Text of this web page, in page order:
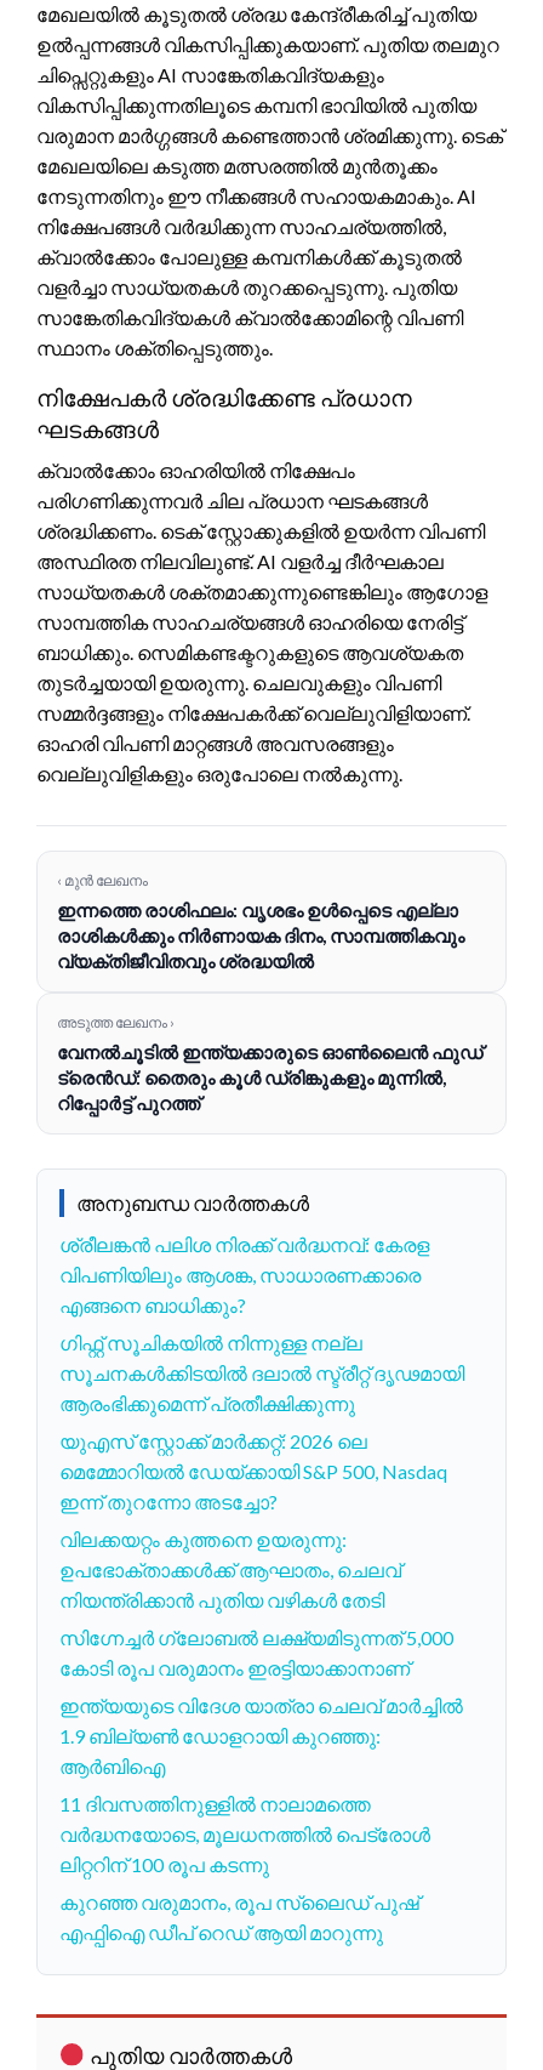
മേഖലയിൽ കൂടുതൽ ശ്രദ്ധ കേന്ദ്രീകരിച്ച് പുതിയ
ഉൽപ്പന്നങ്ങൾ വികസിപ്പിക്കുകയാണ്. പുതിയ തലമുറ
ചിപ്സെറ്റുകളും AI സാങ്കേതികവിദ്യകളും
വികസിപ്പിക്കുന്നതിലൂടെ കമ്പനി ഭാവിയിൽ പുതിയ
വരുമാന മാർഗ്ഗങ്ങൾ കണ്ടെത്താൻ ശ്രമിക്കുന്നു. ടെക്
മേഖലയിലെ കടുത്ത മത്സരത്തിൽ മുൻതൂക്കം
നേടുന്നതിനും ഈ നീക്കങ്ങൾ സഹായകമാകും. AI
നിക്ഷേപങ്ങൾ വർദ്ധിക്കുന്ന സാഹചര്യത്തിൽ,
ക്വാൽക്കോം പോലുള്ള കമ്പനികൾക്ക് കൂടുതൽ
വളർച്ചാ സാധ്യതകൾ തുറക്കപ്പെടുന്നു. പുതിയ
സാങ്കേതികവിദ്യകൾ ക്വാൽക്കോമിന്റെ വിപണി
സ്ഥാനം ശക്തിപ്പെടുത്തും.
നിക്ഷേപകർ ശ്രദ്ധിക്കേണ്ട പ്രധാന
ഘടകങ്ങൾ
ക്വാൽക്കോം ഓഹരിയിൽ നിക്ഷേപം
പരിഗണിക്കുന്നവർ ചില പ്രധാന ഘടകങ്ങൾ
ശ്രദ്ധിക്കണം. ടെക് സ്റ്റോക്കുകളിൽ ഉയർന്ന വിപണി
അസ്ഥിരത നിലവിലുണ്ട്. AI വളർച്ച ദീർഘകാല
സാധ്യതകൾ ശക്തമാക്കുന്നുണ്ടെങ്കിലും ആഗോള
സാമ്പത്തിക സാഹചര്യങ്ങൾ ഓഹരിയെ നേരിട്ട്
ബാധിക്കും. സെമികണ്ടക്ടറുകളുടെ ആവശ്യകത
തുടർച്ചയായി ഉയരുന്നു. ചെലവുകളും വിപണി
സമ്മർദ്ദങ്ങളും നിക്ഷേപകർക്ക് വെല്ലുവിളിയാണ്.
ഓഹരി വിപണി മാറ്റങ്ങൾ അവസരങ്ങളും
വെല്ലുവിളികളും ഒരുപോലെ നൽകുന്നു.
‹ മുൻ ലേഖനം
ഇന്നത്തെ രാശിഫലം: വൃശഭം ഉൾപ്പെടെ എല്ലാ
രാശികൾക്കും നിർണായക ദിനം, സാമ്പത്തികവും
വ്യക്തിജീവിതവും ശ്രദ്ധയിൽ
അടുത്ത ലേഖനം ›
വേനൽചൂടിൽ ഇന്ത്യക്കാരുടെ ഓൺലൈൻ ഫുഡ്
ട്രെൻഡ്: തൈരും കൂൾ ഡ്രിങ്കുകളും മുന്നിൽ,
റിപ്പോർട്ട് പുറത്ത്
അനുബന്ധ വാർത്തകൾ
ശ്രീലങ്കൻ പലിശ നിരക്ക് വർദ്ധനവ്: കേരള
വിപണിയിലും ആശങ്ക, സാധാരണക്കാരെ
എങ്ങനെ ബാധിക്കും?
ഗിഫ്റ്റ് സൂചികയിൽ നിന്നുള്ള നല്ല
സൂചനകൾക്കിടയിൽ ദലാൽ സ്ട്രീറ്റ് ദൃഢമായി
ആരംഭിക്കുമെന്ന് പ്രതീക്ഷിക്കുന്നു
യുഎസ് സ്റ്റോക്ക് മാർക്കറ്റ്: 2026 ലെ
മെമ്മോറിയൽ ഡേയ്‌ക്കായി S&P 500, Nasdaq
ഇന്ന് തുറന്നോ അടച്ചോ?
വിലക്കയറ്റം കുത്തനെ ഉയരുന്നു:
ഉപഭോക്താക്കൾക്ക് ആഘാതം, ചെലവ്
നിയന്ത്രിക്കാൻ പുതിയ വഴികൾ തേടി
സിഗ്നേച്ചർ ഗ്ലോബൽ ലക്ഷ്യമിടുന്നത് 5,000
കോടി രൂപ വരുമാനം ഇരട്ടിയാക്കാനാണ്
ഇന്ത്യയുടെ വിദേശ യാത്രാ ചെലവ് മാർച്ചിൽ
1.9 ബില്യൺ ഡോളറായി കുറഞ്ഞു:
ആർബിഐ
11 ദിവസത്തിനുള്ളിൽ നാലാമത്തെ
വർദ്ധനയോടെ, മൂലധനത്തിൽ പെട്രോൾ
ലിറ്ററിന് 100 രൂപ കടന്നു
കുറഞ്ഞ വരുമാനം, രൂപ സ്ലൈഡ് പുഷ്
എഫ്പിഐ ഡീപ് റെഡ് ആയി മാറുന്നു
പുതിയ വാർത്തകൾ